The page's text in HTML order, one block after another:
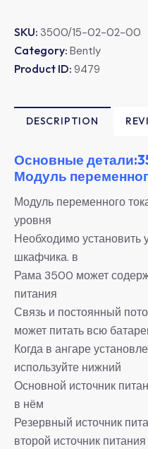
SKU: 3500/15-02-02-00
Category: Bently
Product ID: 9479
DESCRIPTION
Основные
Модуль
Модуль переменного
уровня
Необходимо установить
шкафчика. в
Рама 3500 может
питания
Связь и постоянный
может питать всю
Когда в ангаре
используйте нижний
Основной источник
в нём
Резервный источник
второй источник